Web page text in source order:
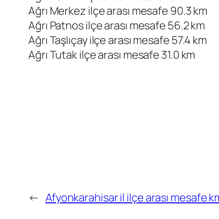
Ağrı Merkez ilçe arası mesafe 90.3 km
Ağrı Patnos ilçe arası mesafe 56.2 km
Ağrı Taşlıçay ilçe arası mesafe 57.4 km
Ağrı Tutak ilçe arası mesafe 31.0 km
← Afyonkarahisar il ilçe arası mesafe